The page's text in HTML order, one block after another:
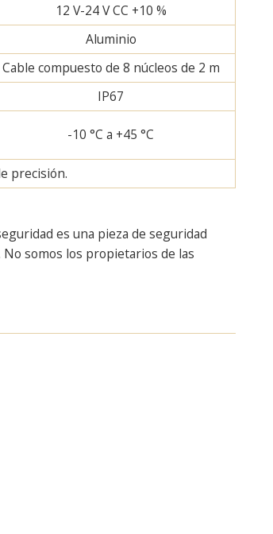
12 V-24 V CC +10 %
Aluminio
Cable compuesto de 8 núcleos de 2 m
IP67
-10 °C a +45 °C
precisión.
es una pieza de seguridad
No somos los propietarios de las